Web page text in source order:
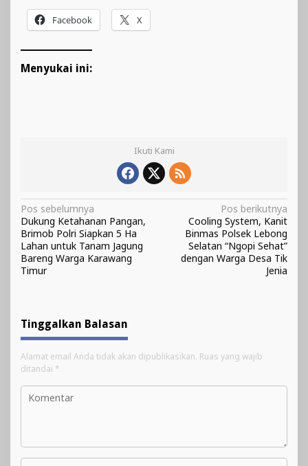
Facebook X
Menyukai ini:
Ikuti Kami
Navigasi
pos
Pos sebelumnya
Dukung Ketahanan Pangan,
Brimob Polri Siapkan 5 Ha
Lahan untuk Tanam Jagung
Bareng Warga Karawang
Timur
Pos berikutnya
Cooling System, Kanit
Binmas Polsek Lebong
Selatan “Ngopi Sehat”
dengan Warga Desa Tik
Jenia
Tinggalkan Balasan
Alamat email Anda tidak akan dipublikasikan. Ruas yang wajib
ditandai *